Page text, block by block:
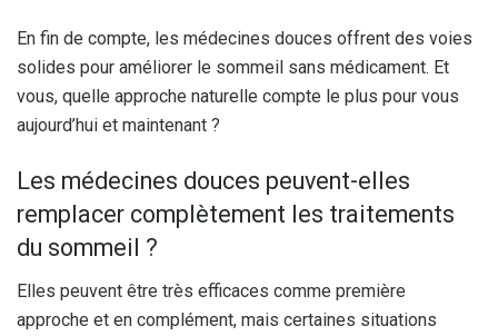
En fin de compte, les médecines douces offrent des voies
solides pour améliorer le sommeil sans médicament. Et
vous, quelle approche naturelle compte le plus pour vous
aujourd’hui et maintenant ?
Les médecines douces peuvent-elles
remplacer complètement les traitements
du sommeil ?
Elles peuvent être très efficaces comme première
approche et en complément, mais certaines situations